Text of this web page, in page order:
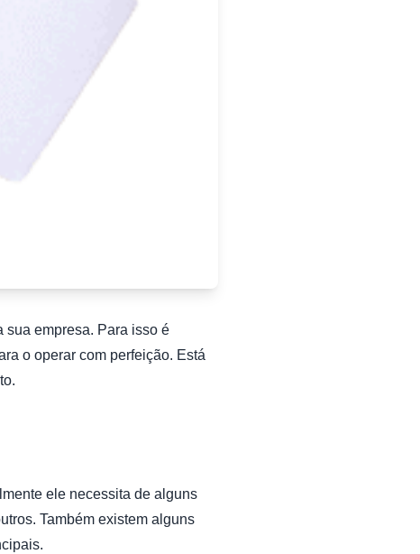
sua empresa. Para isso é
o operar com perfeição. Está
ele necessita de alguns
Também existem alguns